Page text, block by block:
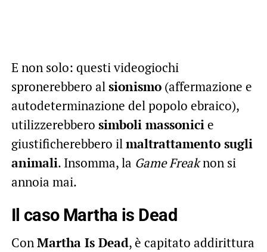
E non solo: questi videogiochi
spronerebbero alsionismo(affermazione e
autodeterminazione del popolo ebraico),
utilizzerebbero simboli massonicie
giustificherebbero ilmaltrattamento sugli
animali. Insomma, la Game Freaknon si
annoia mai.
Il caso Martha is Dead
ConMartha Is Dead, è capitato addirittura